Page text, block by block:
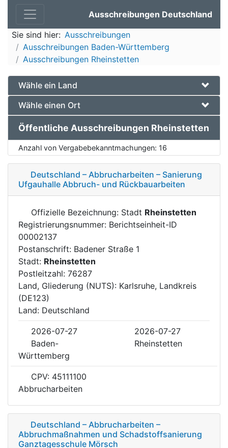
Ausschreibungen Deutschland
Sie sind hier: Ausschreibungen
Ausschreibungen Baden-Württemberg
Ausschreibungen Rheinstetten
Wähle ein Land
Wähle einen Ort
Öffentliche Ausschreibungen Rheinstetten
Anzahl von Vergabebekanntmachungen: 16
Deutschland – Abbrucharbeiten – Sanierung
Ufgauhalle Abbruch- und Rückbauarbeiten
Offizielle Bezeichnung: Stadt Rheinstetten
Registrierungsnummer: Berichtseinheit-ID
00002137
Postanschrift: Badener Straße 1
Stadt: Rheinstetten
Postleitzahl: 76287
Land, Gliederung (NUTS): Karlsruhe, Landkreis
(DE123)
Land: Deutschland
2026-07-27
2026-07-27
Baden-
Württemberg
Rheinstetten
CPV: 45111100
Abbrucharbeiten
Deutschland – Abbrucharbeiten –
Abbruchmaßnahmen und Schadstoffsanierung
Ganztagesschule Mörsch